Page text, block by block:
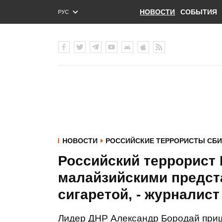
РУС
ENG
НОВОСТИ СОБЫТИЯ
НОВОСТИ РОССИЙСКИЕ ТЕРРОРИСТЫ
Российский
малайзийскими
сигаретой, - журналист
Лидер ДНР Александр Бородай